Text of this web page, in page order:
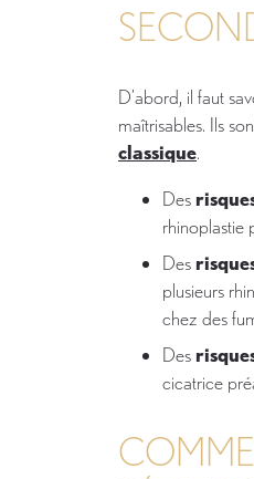
D’abord, il faut
maîtrisables. Ils
classique.
Des
rhinoplastie
Des
plusieurs
chez des
Des
cicatrice